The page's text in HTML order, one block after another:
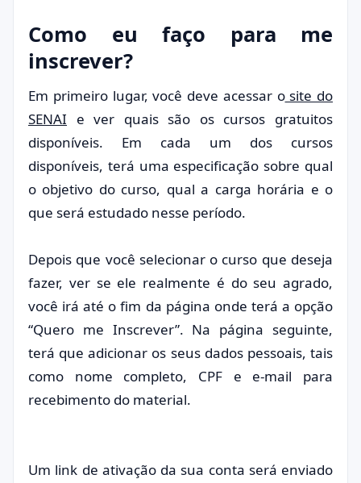
Como eu faço para me
inscrever?
Em primeiro lugar, você deve acessar osite do
SENAI e ver quais são os cursos gratuitos
disponíveis. Em cada um dos cursos
disponíveis, terá uma especificação sobre qual
o objetivo do curso, qual a carga horária e o
que será estudado nesse período.
Depois que você selecionar o curso que deseja
fazer, ver se ele realmente é do seu agrado,
você irá até o fim da página onde terá a opção
“Quero me Inscrever”. Na página seguinte,
terá que adicionar os seus dados pessoais, tais
como nome completo, CPF e e-mail para
recebimento do material.
Um link de ativação da sua conta será enviado